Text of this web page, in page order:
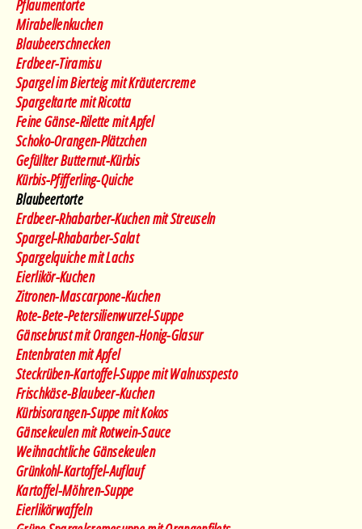
Pflaumentorte
Mirabellenkuchen
Blaubeerschnecken
Erdbeer-Tiramisu
Spargel im Bierteig mit Kräutercreme
Spargeltarte mit Ricotta
Feine Gänse-Rilette mit Apfel
Schoko-Orangen-Plätzchen
Gefüllter Butternut-Kürbis
Kürbis-Pfifferling-Quiche
Blaubeertorte
Erdbeer-Rhabarber-Kuchen mit Streuseln
Spargel-Rhabarber-Salat
Spargelquiche mit Lachs
Eierlikör-Kuchen
Zitronen-Mascarpone-Kuchen
Rote-Bete-Petersilienwurzel-Suppe
Gänsebrust mit Orangen-Honig-Glasur
Entenbraten mit Apfel
Steckrüben-Kartoffel-Suppe mit Walnusspesto
Frischkäse-Blaubeer-Kuchen
Kürbisorangen-Suppe mit Kokos
Gänsekeulen mit Rotwein-Sauce
Weihnachtliche Gänsekeulen
Grünkohl-Kartoffel-Auflauf
Kartoffel-Möhren-Suppe
Eierlikörwaffeln